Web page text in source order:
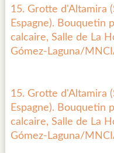
15. Grotte d'Altamira
Espagne). Bouquetin
calcaire, Salle de La
Gómez-Laguna/
15. Grotte d'Altamira
Espagne). Bouquetin
calcaire, Salle de La
Gómez-Laguna/